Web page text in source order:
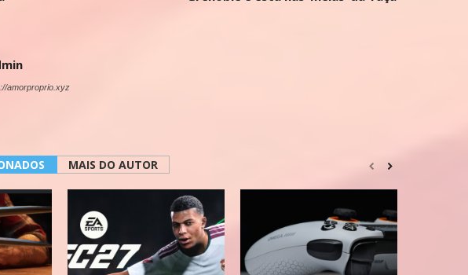
amorproprio.xyz
MAIS DO AUTOR